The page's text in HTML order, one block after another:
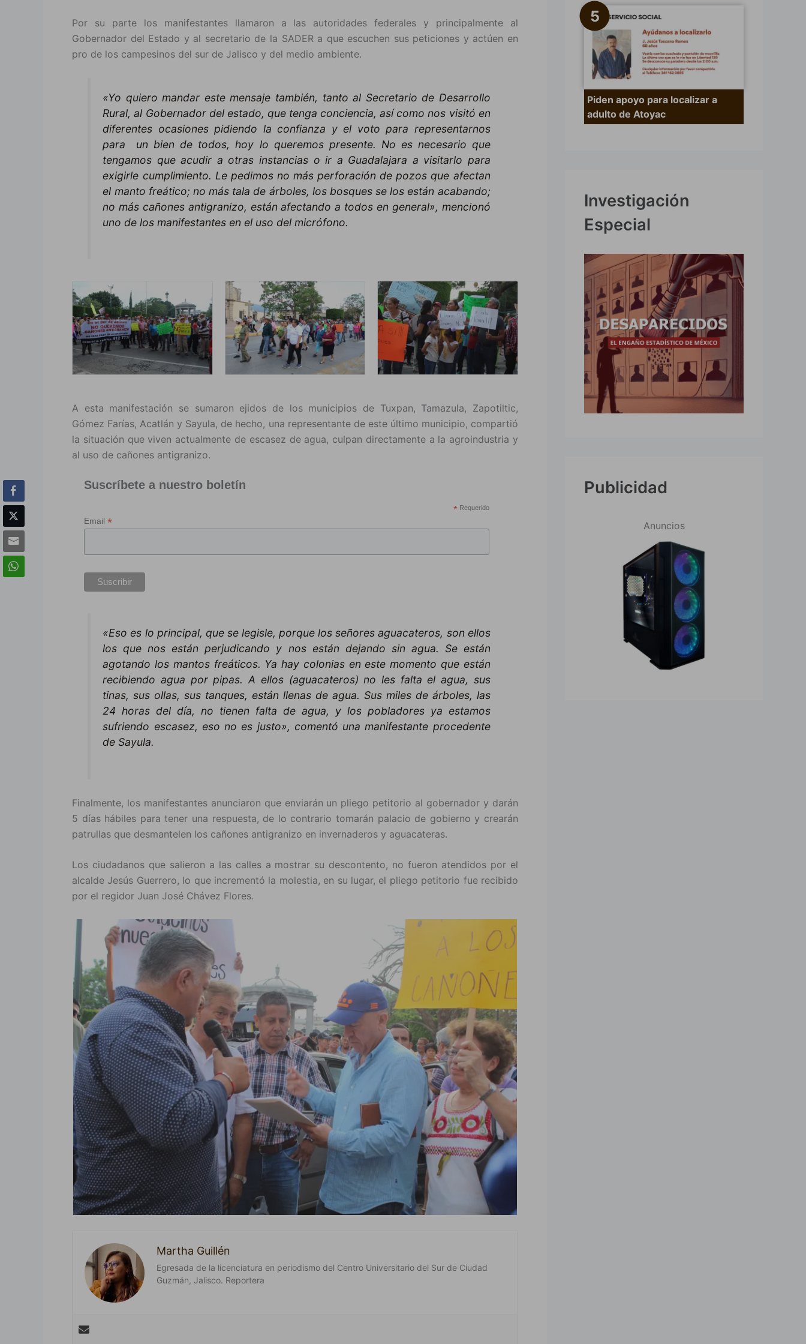
Por su parte los manifestantes llamaron a las autoridades federales y principalmente al
Gobernador del Estado y al secretario de la SADER a que escuchen sus peticiones y actúen en
pro de los campesinos del sur de Jalisco y del medio ambiente.
«Yo quiero mandar este mensaje también, tanto al Secretario de Desarrollo
Rural, al Gobernador del estado, que tenga conciencia, así como nos visitó en
diferentes ocasiones pidiendo la confianza y el voto para representarnos
para un bien de todos, hoy lo queremos presente. No es necesario que
tengamos que acudir a otras instancias o ir a Guadalajara a visitarlo para
exigirle cumplimiento. Le pedimos no más perforación de pozos que afectan
el manto freático; no más tala de árboles, los bosques se los están acabando;
no más cañones antigranizo, están afectando a todos en general», mencionó
uno de los manifestantes en el uso del micrófono.
A esta manifestación se sumaron ejidos de los municipios de Tuxpan, Tamazula, Zapotiltic,
Gómez Farías, Acatlán y Sayula, de hecho, una representante de este último municipio, compartió
la situación que viven actualmente de escasez de agua, culpan directamente a la agroindustria y
al uso de cañones antigranizo.
Suscríbete a nuestro boletín
* Requerido
Email *
«Eso es lo principal, que se legisle, porque los señores aguacateros, son ellos
los que nos están perjudicando y nos están dejando sin agua. Se están
agotando los mantos freáticos. Ya hay colonias en este momento que están
recibiendo agua por pipas. A ellos (aguacateros) no les falta el agua, sus
tinas, sus ollas, sus tanques, están llenas de agua. Sus miles de árboles, las
24 horas del día, no tienen falta de agua, y los pobladores ya estamos
sufriendo escasez, eso no es justo», comentó una manifestante procedente
de Sayula.
Finalmente, los manifestantes anunciaron que enviarán un pliego petitorio al gobernador y darán
5 días hábiles para tener una respuesta, de lo contrario tomarán palacio de gobierno y crearán
patrullas que desmantelen los cañones antigranizo en invernaderos y aguacateras.
Los ciudadanos que salieron a las calles a mostrar su descontento, no fueron atendidos por el
alcalde Jesús Guerrero, lo que incrementó la molestia, en su lugar, el pliego petitorio fue recibido
por el regidor Juan José Chávez Flores.
Martha Guillén
Egresada de la licenciatura en periodismo del Centro Universitario del Sur de Ciudad
Guzmán, Jalisco. Reportera
Piden apoyo para localizar a
adulto de Atoyac
Investigación
Especial
Publicidad
Anuncios